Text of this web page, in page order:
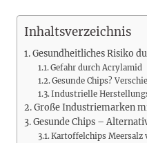
Inhaltsverzeichnis
Gesundheitliches Risiko
Gefahr durch Acrylamid
Gesunde Chips?
Industrielle
Große Industriemarken
Gesunde Chips –
Kartoffelchips Meersalz